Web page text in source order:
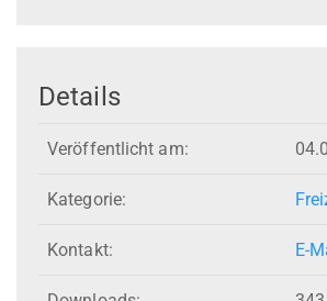
Details
Veröffentlicht am:
Kategorie:
Kontakt: E-